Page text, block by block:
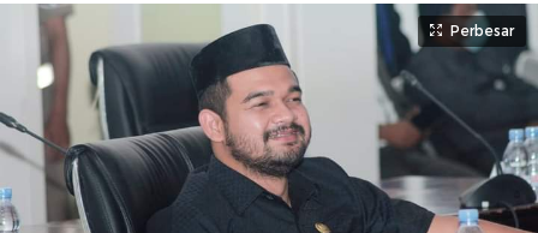
Perbesar